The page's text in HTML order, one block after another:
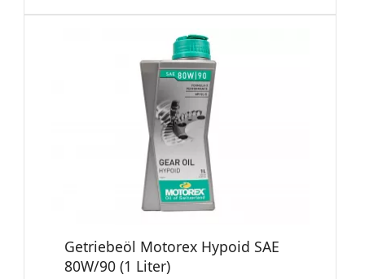
Getriebeöl Motorex Hypoid SAE
80W/90 (1 Liter)